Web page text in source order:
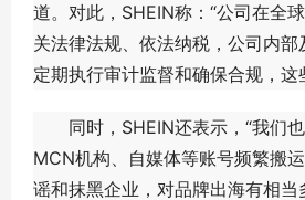
道。对此，SHEIN称：“公司在全
关法律法规、依法纳税，公司内
定期执行审计监督和确保合规，这
同时，SHEIN还表示，“我们也
MCN机构、自媒体等账号频繁搬
谣和抹黑企业，对品牌出海有相当